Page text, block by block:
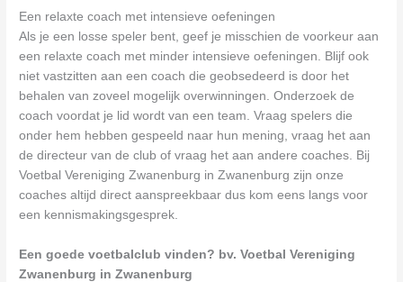
Een relaxte coach met intensieve oefeningen
Als je een losse speler bent, geef je misschien de voorkeur aan
een relaxte coach met minder intensieve oefeningen. Blijf ook
niet vastzitten aan een coach die geobsedeerd is door het
behalen van zoveel mogelijk overwinningen. Onderzoek de
coach voordat je lid wordt van een team. Vraag spelers die
onder hem hebben gespeeld naar hun mening, vraag het aan
de directeur van de club of vraag het aan andere coaches. Bij
Voetbal Vereniging Zwanenburg in Zwanenburg zijn onze
coaches altijd direct aanspreekbaar dus kom eens langs voor
een kennismakingsgesprek.
Een goede voetbalclub vinden? bv. Voetbal Vereniging
Zwanenburg in Zwanenburg